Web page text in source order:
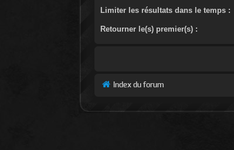
Limiter les résultats dans le temps :
Retourner le(s) premier(s) :
Index du forum